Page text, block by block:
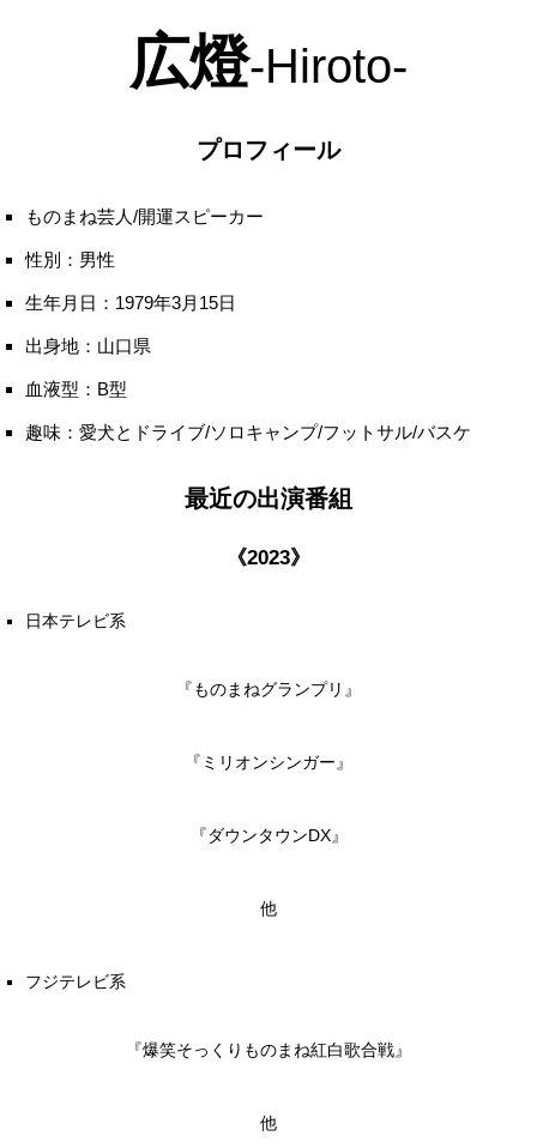
広燈-Hiroto-
プロフィール
ものまね芸人/開運スピーカー
性別：男性
生年月日：1979年3月15日
出身地：山口県
血液型：B型
趣味：愛犬とドライブ/ソロキャンプ/フットサル/バスケ
最近の出演番組
《2023》
日本テレビ系
『ものまねグランプリ』
『ミリオンシンガー』
『ダウンタウンDX』
他
フジテレビ系
『爆笑そっくりものまね紅白歌合戦』
他